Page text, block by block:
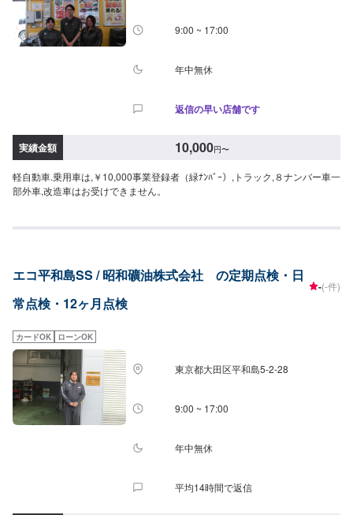
9:00 ~ 17:00
年中無休
返信の早い店舗です
実績金額 10,000円〜
軽自動車.乗用車は,￥10,000事業登録者（緑ﾅﾝﾊﾞｰ）,トラック,８ナンバー車一
部外車,改造車はお受けできません。
エコ平和島SS / 昭和礦油株式会社 の定期点検・日
常点検・12ヶ月点検
-(-件)
カードOK ローンOK
東京都大田区平和島5-2-28
9:00 ~ 17:00
年中無休
平均14時間で返信